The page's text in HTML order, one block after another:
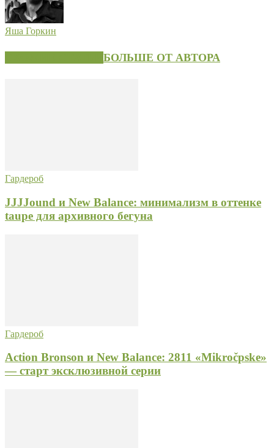
Яша Горкин
БОЛЬШЕ ОТ АВТОРА
Гардероб
JJJJound и New Balance: минимализм в оттенке
taupe для архивного бегуна
Гардероб
Action Bronson и New Balance: 2811 «Mikročpske»
— старт эксклюзивной серии